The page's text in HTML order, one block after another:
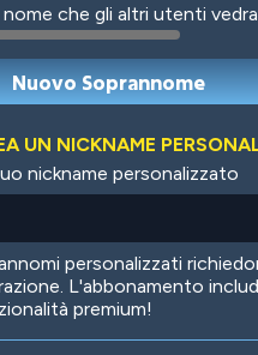
International
che gli altri utenti
UN NICKNAME
nickname personalizzato
personalizzati
L'abbonamento
premium!